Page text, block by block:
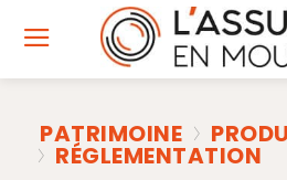
PATRIMOINE
RÉGLEMENTATION